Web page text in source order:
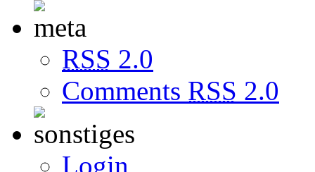
RSS 2.0
Comments RSS 2.0
Login